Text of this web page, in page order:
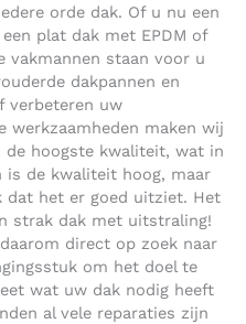
orde dak. Of u nu een
plat dak met EPDM of
vakmannen staan voor u
dakpannen en
verbeteren uw
werkzaamheden maken wij
de hoogste kwaliteit, wat in
is de kwaliteit hoog, maar
dat het er goed uitziet. Het
strak dak met uitstraling!
direct op zoek naar
om het doel te
wat uw dak nodig heeft
al vele reparaties zijn